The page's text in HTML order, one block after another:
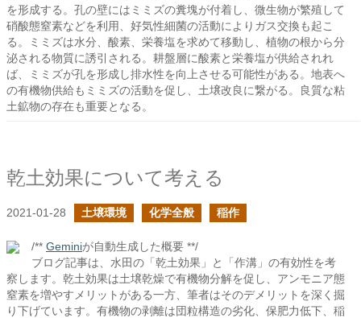
を形成する。孔の壁にはミミズの糞塊が付着し、微生物が繁殖して
硝酸態窒素などを利用、好気性細菌の活動によりガス交換も起こ
る。ミミズは水分、酸素、栄養塩を求めて移動し、植物の根から分
泌される物質に誘引される。耕盤層に酸素と栄養塩が供給されれ
ば、ミミズが孔を形成し排水性を向上させる可能性がある。地表へ
の有機物供給もミミズの活動を促し、土壌改良に繋がる。良質な粘
土鉱物の存在も重要となる。
乾土効果について考える
2021-01-28 土壌環境 化学全般 稲作
/** Geminiが自動生成した概要 **/
ブログ記事は、水田の「乾土効果」と「作溝」の有効性を考
察します。乾土効果は土壌乾燥で有機物分解を促し、アンモニア態
窒素を増やすメリットがある一方、筆者はそのデメリットを深く掘
り下げています。有機物の剥離は団粒構造の劣化、保肥力低下、稲